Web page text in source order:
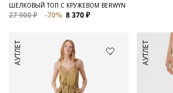
ШЕЛКОВЫЙ ТОП С КРУЖЕВОМ BERWYN
27 900 ₽ -70% 8 370 ₽
АУТЛЕТ АУТЛЕТ